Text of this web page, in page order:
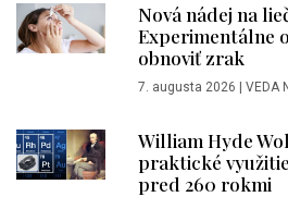
Nová nádej na
Experimentálne
obnoviť zrak
7. augusta 2026 | VEDA
William Hyde
praktické
pred 260 rokmi